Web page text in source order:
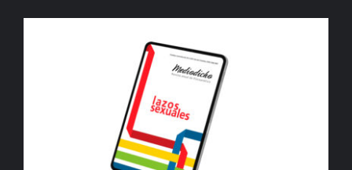
AÑADIR AL CARRITO /